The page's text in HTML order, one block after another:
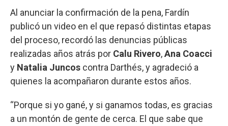
Al anunciar la confirmación de la pena, Fardín
publicó un video en el que repasó distintas etapas
del proceso, recordó las denuncias públicas
realizadas años atrás por Calu Rivero,Ana Coacci
y Natalia Juncos contra Darthés, y agradeció a
quienes la acompañaron durante estos años.
“Porque si yo gané, y si ganamos todas, es gracias
a un montón de gente de cerca. El que sabe que